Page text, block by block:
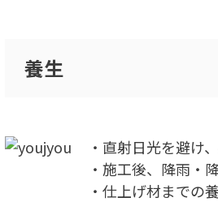
養生
・直射日光を避け
・施工後、降雨・
・仕上げ材までの